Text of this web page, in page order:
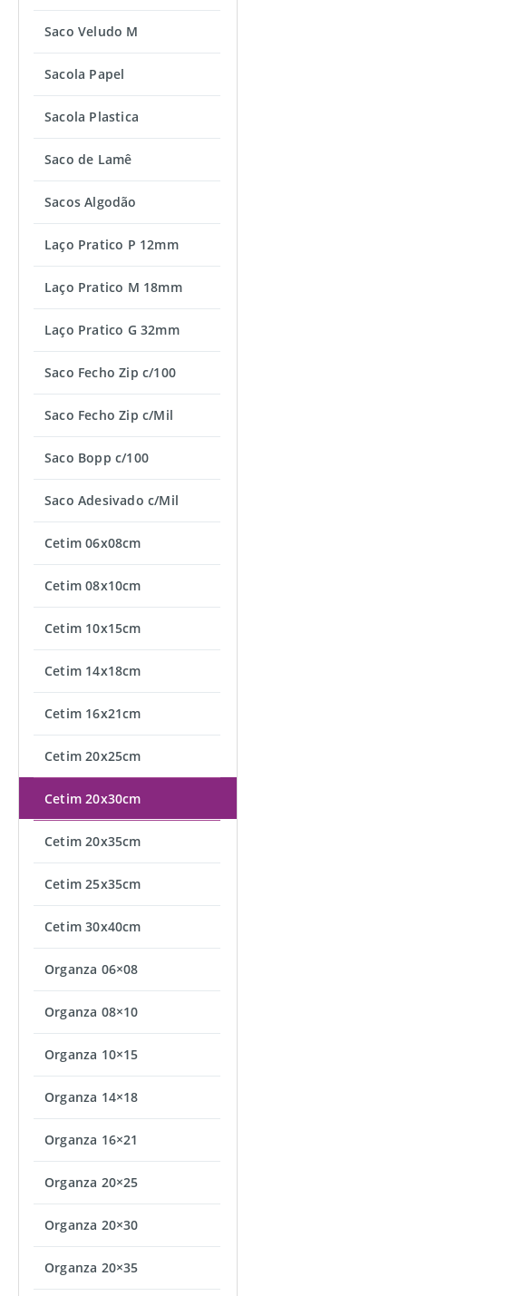
Saco Veludo M
Sacola Papel
Sacola Plastica
Saco de Lamê
Sacos Algodão
Laço Pratico P 12mm
Laço Pratico M 18mm
Laço Pratico G 32mm
Saco Fecho Zip c/100
Saco Fecho Zip c/Mil
Saco Bopp c/100
Saco Adesivado c/Mil
Cetim 06x08cm
Cetim 08x10cm
Cetim 10x15cm
Cetim 14x18cm
Cetim 16x21cm
Cetim 20x25cm
Cetim 20x30cm
Cetim 20x35cm
Cetim 25x35cm
Cetim 30x40cm
Organza 06×08
Organza 08×10
Organza 10×15
Organza 14×18
Organza 16×21
Organza 20×25
Organza 20×30
Organza 20×35